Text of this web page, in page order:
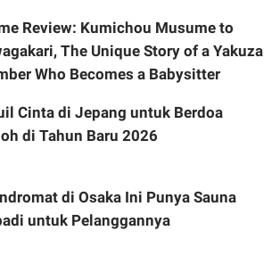
Review: Kumichou Musume to
The Unique Story of a Yakuza
Who Becomes a Babysitter
Cinta di Jepang untuk Berdoa
di Tahun Baru 2026
di Osaka Ini Punya Sauna
untuk Pelanggannya